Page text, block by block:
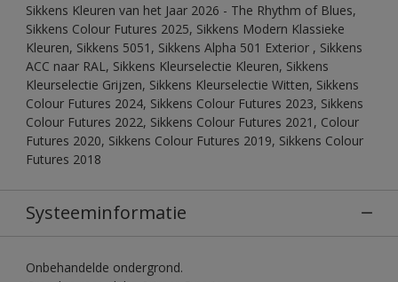
Sikkens Kleuren van het Jaar 2026 - The Rhythm of Blues,
Sikkens Colour Futures 2025, Sikkens Modern Klassieke
Kleuren, Sikkens 5051, Sikkens Alpha 501 Exterior , Sikkens
ACC naar RAL, Sikkens Kleurselectie Kleuren, Sikkens
Kleurselectie Grijzen, Sikkens Kleurselectie Witten, Sikkens
Colour Futures 2024, Sikkens Colour Futures 2023, Sikkens
Colour Futures 2022, Sikkens Colour Futures 2021, Colour
Futures 2020, Sikkens Colour Futures 2019, Sikkens Colour
Futures 2018
Systeeminformatie
Onbehandelde ondergrond.